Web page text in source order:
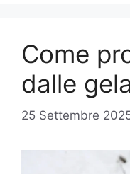
Come
dalle
25 Settembre